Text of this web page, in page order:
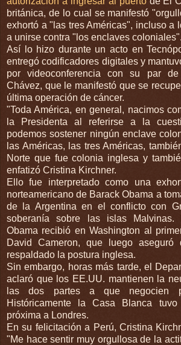
británica, de lo cual se manifestó
exhortó a "las tres Américas", incluso a
a unirse contra "los enclaves coloniales".
Así lo hizo durante un acto en
entregó codificadores digitales y
por videoconferencia con su par de
Chávez, que le manifestó que se
última operación de cáncer.
"Toda América, en general, nacimos
la Presidenta al referirse a la
podemos sostener ningún enclave
las Américas, las tres Américas,
Norte que fue colonia inglesa y
enfatizó Cristina Kirchner.
Ello fue interpretado como una
norteamericano de Barack Obama a
de la Argentina en el conflicto con
soberanía sobre las islas Malvinas.
Obama recibió en Washington al
David Cameron, que luego aseguró
respaldado la postura inglesa.
Sin embargo, horas más tarde, el
aclaró que los EE.UU. mantienen la
las dos partes a que negocien
Históricamente la Casa Blanca
próxima a Londres.
En su felicitación a Perú, Cristina
"Me hace sentir muy orgullosa de la